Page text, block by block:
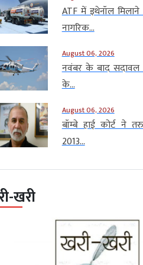
ATF में इथेनॉल
नागरिक...
August 06, 2026
नवंबर के बाद
के...
August 06, 2026
बॉम्बे हाई कोर्ट ने
2013...
खरी